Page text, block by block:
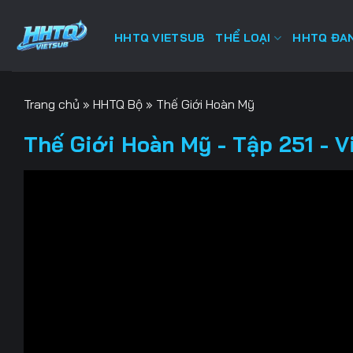
HHTQ VIETSUB THỂ LOẠI HHTQ
Trang chủ » HHTQ Bộ » Thế Giới Hoàn Mỹ
Thế Giới Hoàn Mỹ - Tập 251 -